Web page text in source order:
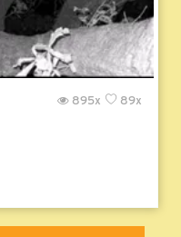
89x
895x